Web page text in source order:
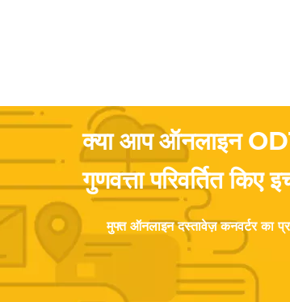
क्या आप ऑनलाइन
गुणवत्ता परिवर्तित किए
मुफ्त ऑनलाइन दस्तावेज़ कनवर्टर का